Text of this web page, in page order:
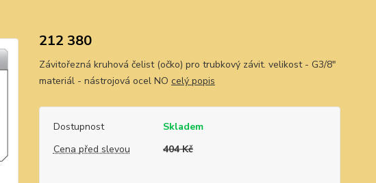
212 380
Závitořezná kruhová čelist (očko) pro trubkový závit. velikost - G3/8"
materiál - nástrojová ocel NO celý popis
Dostupnost
Skladem
Cena před slevou
404 Kč